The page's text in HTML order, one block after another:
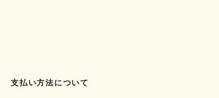
支払い方法について